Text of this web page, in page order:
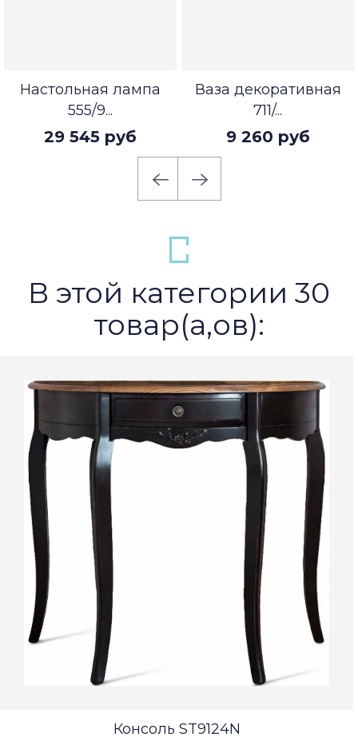
Настольная лампа
555/9...
29 545 руб
Ваза декоративная
711/...
9 260 руб
В этой категории 30
товар(а,ов):
Консоль ST9124N